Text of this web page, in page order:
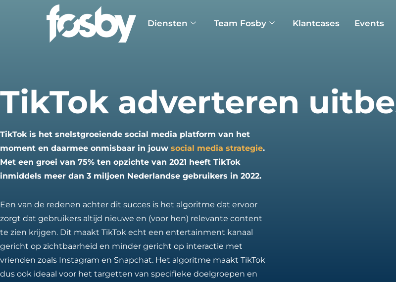
Diensten Team Fosby Klantcases Events
TikTok adverteren
TikTok is het snelstgroeiende social media platform van het
moment en daarmee onmisbaar in jouw social media strategie.
Met een groei van 75% ten opzichte van 2021 heeft TikTok
inmiddels meer dan 3 miljoen Nederlandse gebruikers in 2022.
Een van de redenen achter dit succes is het algoritme dat ervoor
zorgt dat gebruikers altijd nieuwe en (voor hen) relevante content
te zien krijgen. Dit maakt TikTok echt een entertainment kanaal
gericht op zichtbaarheid en minder gericht op interactie met
vrienden zoals Instagram en Snapchat. Het algoritme maakt TikTok
dus ook ideaal voor het targetten van specifieke doelgroepen en